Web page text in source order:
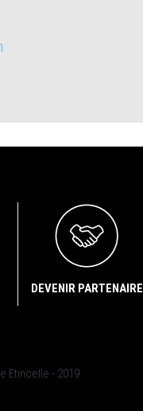
DEVENIR PARTENAIRE
Etincelle - 2019